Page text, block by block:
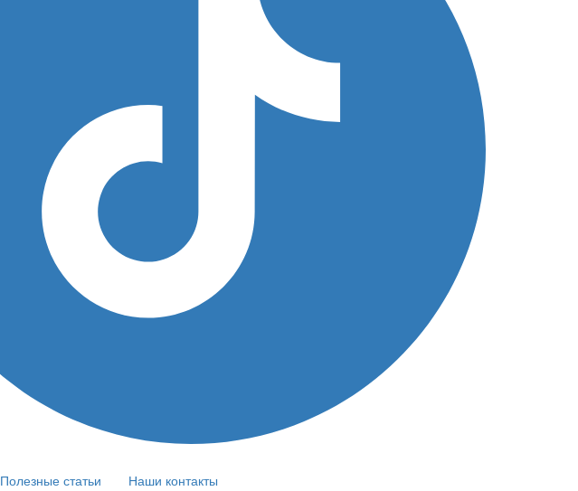
Полезные статьи Наши контакты